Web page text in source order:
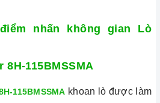
nhấn không gian Lò
115BMSSMA
115BMSSMA khoan lò được làm